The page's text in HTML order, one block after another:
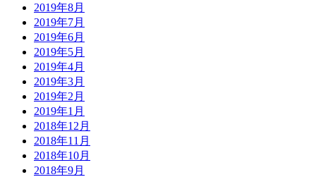
2019年8月
2019年7月
2019年6月
2019年5月
2019年4月
2019年3月
2019年2月
2019年1月
2018年12月
2018年11月
2018年10月
2018年9月